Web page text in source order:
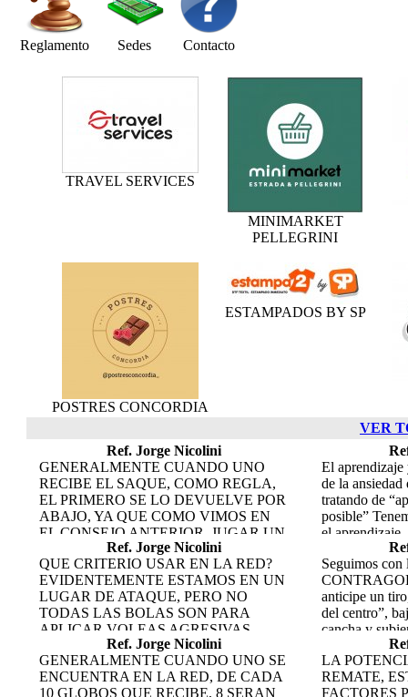
Reglamento Sedes Contacto
TRAVEL SERVICES
MINIMARKET
PELLEGRINI
POSTRES CONCORDIA
ESTAMPADOS BY SP
VER
Ref. Jorge Nicolini
GENERALMENTE CUANDO UNO
RECIBE EL SAQUE, COMO REGLA,
EL PRIMERO SE LO DEVUELVE POR
ABAJO, YA QUE COMO VIMOS EN
EL CONSEJO ANTERIOR, JUGAR UN
GLOBO CUANDO SE RECIBE UNA
BOLA RAPIDA ES MAS DIFICIL, YA
QUE NO TENEMOS “TIEMPO” PARA
UN BUEN RECORRIDO. SI UD
DESEA JUGAR GLOBOS POR SU
TACTICA, EL SEGUNDO SAQUE DEL
RIVAL ES UNA BUENA
OPORTUNIDAD, YA QUE
SEGURAMENTE ES MAS
El aprendizaje
de la ansiedad
tratando de
posible”
el
de un tiempo.
que el
se lo hace “en
van
aprende todo
día a día
la técnica.
nos hará tener
Ref. Jorge Nicolini
QUE CRITERIO USAR EN LA RED?
EVIDENTEMENTE ESTAMOS EN UN
LUGAR DE ATAQUE, PERO NO
TODAS LAS BOLAS SON PARA
APLICAR VOLEAS AGRESIVAS.
SIEMPRE DECIMOS LA
IMPORTANCIA DE ESTAR EN ESE
LUGAR MANTENIENDO “DOMINIO
Seguimos
anticipe un
del centro”,
cancha y
“par” en
tanto quien
compañero,
Ref. Jorge Nicolini
GENERALMENTE CUANDO UNO SE
ENCUENTRA EN LA RED, DE CADA
10 GLOBOS QUE RECIBE, 8 SERAN
LA
REMATE,
FACTORES